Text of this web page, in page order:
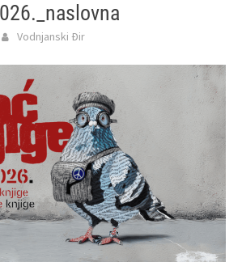
Vodnjanski Đir